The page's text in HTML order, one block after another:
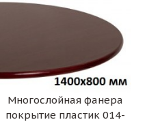
Многослойная фанера
покрытие пластик 014-